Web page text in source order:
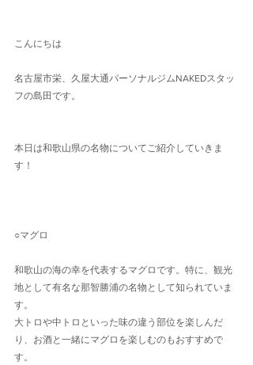
こんにちは
名古屋市栄、久屋大通パーソナルジムNAKEDスタッ
フの島田です。
本日は和歌山県の名物についてご紹介していきま
す！
○マグロ
和歌山の海の幸を代表するマグロです。特に、観光
地として有名な那智勝浦の名物として知られていま
す。
大トロや中トロといった味の違う部位を楽しんだ
り、お酒と一緒にマグロを楽しむのもおすすめで
す。